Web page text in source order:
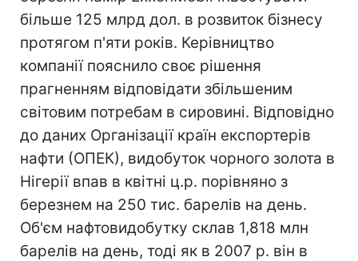
більше 125 млрд дол. в розвиток бізнесу
протягом п'яти років. Керівництво
компанії пояснило своє рішення
прагненням відповідати збільшеним
світовим потребам в сировині. Відповідно
до даних Організації країн експортерів
нафти (ОПЕК), видобуток чорного золота в
Нігерії впав в квітні ц.р. порівняно з
березнем на 250 тис. барелів на день.
Об'єм нафтовидобутку склав 1,818 млн
барелів на день, тоді як в 2007 р. він в